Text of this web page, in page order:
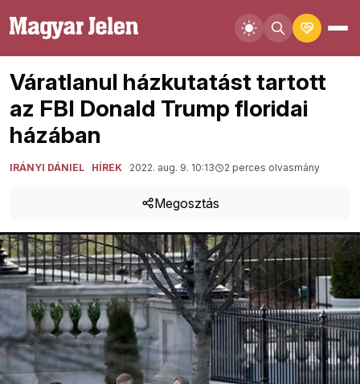
Váratlanul házkutatást tartott
az FBI Donald Trump floridai
házában
IRÁNYI DÁNIEL HÍREK 2022. aug. 9. 10:13 2 perces olvasmány
Megosztás